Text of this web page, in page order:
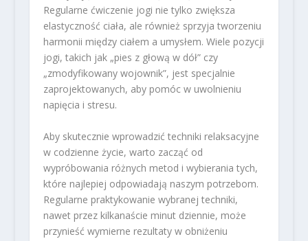
Regularne ćwiczenie jogi nie tylko zwiększa
elastyczność ciała, ale również sprzyja tworzeniu
harmonii między ciałem a umysłem. Wiele pozycji
jogi, takich jak „pies z głową w dół” czy
„zmodyfikowany wojownik”, jest specjalnie
zaprojektowanych, aby pomóc w uwolnieniu
napięcia i stresu.
Aby skutecznie wprowadzić techniki relaksacyjne
w codzienne życie, warto zacząć od
wypróbowania różnych metod i wybierania tych,
które najlepiej odpowiadają naszym potrzebom.
Regularne praktykowanie wybranej techniki,
nawet przez kilkanaście minut dziennie, może
przynieść wymierne rezultaty w obniżeniu